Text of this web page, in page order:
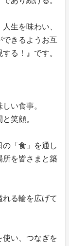
生を味わい、
できるようお互
る！』です。
い食事。
笑顔。
「食」を通し
所を皆さまと築
る輪を広げて
使い、つなぎを